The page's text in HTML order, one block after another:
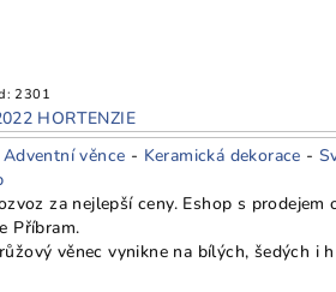
2301
HORTENZIE
Adventní věnce - Keramická dekorace -
za nejlepší ceny. Eshop s prodejem
Příbram.
věnec vynikne na bílých, šedých i